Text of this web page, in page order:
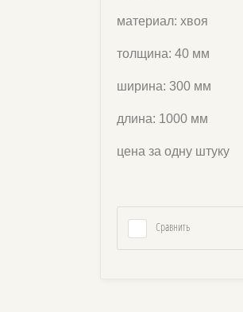
материал: хвоя
толщина: 40 мм
ширина: 300 мм
длина: 1000 мм
цена за одну штуку
Сравнить